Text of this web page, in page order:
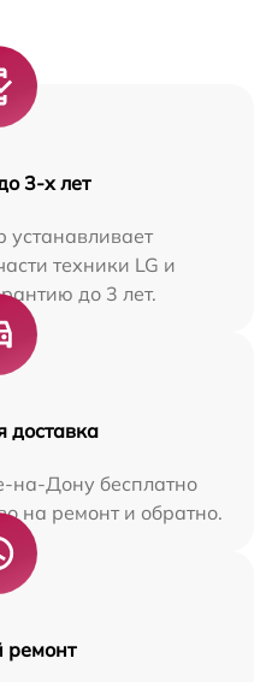
3-х лет
устанавливает
техники LG и
до 3 лет.
доставка
на-Дону бесплатно
на ремонт и обратно.
ремонт